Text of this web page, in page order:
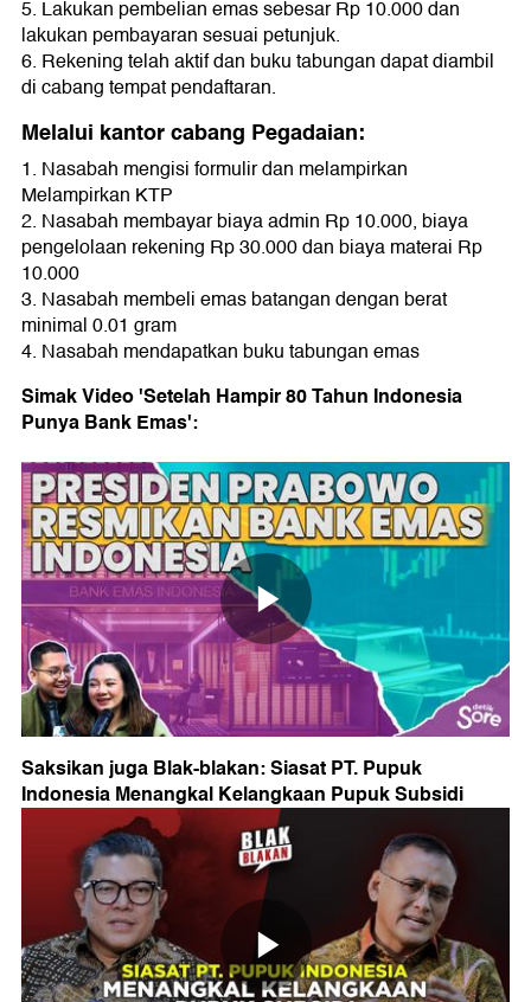
5. Lakukan pembelian emas sebesar Rp 10.000 dan
lakukan pembayaran sesuai petunjuk.
6. Rekening telah aktif dan buku tabungan dapat diambil
di cabang tempat pendaftaran.
Melalui kantor cabang Pegadaian:
1. Nasabah mengisi formulir dan melampirkan
Melampirkan KTP
2. Nasabah membayar biaya admin Rp 10.000, biaya
pengelolaan rekening Rp 30.000 dan biaya materai Rp
10.000
3. Nasabah membeli emas batangan dengan berat
minimal 0.01 gram
4. Nasabah mendapatkan buku tabungan emas
Simak Video 'Setelah Hampir 80 Tahun Indonesia
Punya Bank Emas':
Saksikan juga Blak-blakan: Siasat PT. Pupuk
Indonesia Menangkal Kelangkaan Pupuk Subsidi